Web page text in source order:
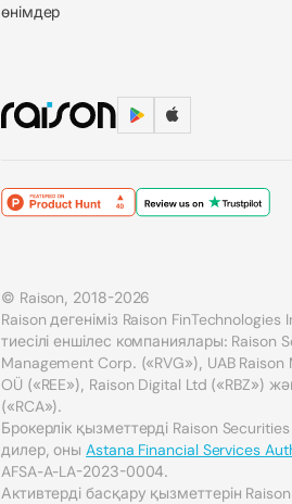
өнімдер
© Raison, 2018-2026
Raison дегеніміз Raison
тиесілі еншілес компаниялары: Raison
Management Corp. («RVG»), UAB Raison
OÜ («REE»), Raison Digital Ltd («RBZ»)
(«RCA»).
Брокерлік қызметтерді Raison
дилер, оны Astana Financial Services
AFSA-A-LA-2023-0004.
Активтерді басқару қызметтерін